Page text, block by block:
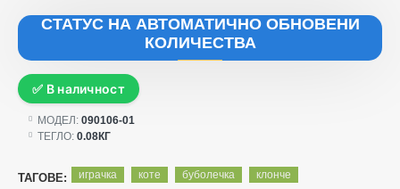
СТАТУС НА АВТОМАТИЧНО ОБНОВЕНИ
КОЛИЧЕСТВА
✅ В наличност
МОДЕЛ: 090106-01
ТЕГЛО: 0.08КГ
ТАГОВЕ: играчка коте буболечка клонче